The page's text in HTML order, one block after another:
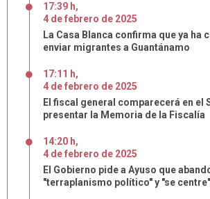
17:39 h,
4 defebrero de 2025
La Casa Blanca confirma que ya ha
enviar migrantes a Guantánamo
17:11 h,
4 defebrero de 2025
El fiscal general comparecerá en el
presentar la Memoria de la Fiscalía
14:20 h,
4 defebrero de 2025
El Gobierno pide a Ayuso que
"terraplanismo político" y "se centre"